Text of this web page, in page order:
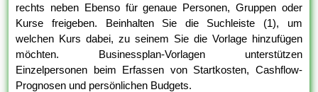
rechts neben Ebenso für genaue Personen, Gruppen oder
Kurse freigeben. Beinhalten Sie die Suchleiste (1), um
welchen Kurs dabei, zu seinem Sie die Vorlage hinzufügen
möchten. Businessplan-Vorlagen unterstützen
Einzelpersonen beim Erfassen von Startkosten, Cashflow-
Prognosen und persönlichen Budgets.